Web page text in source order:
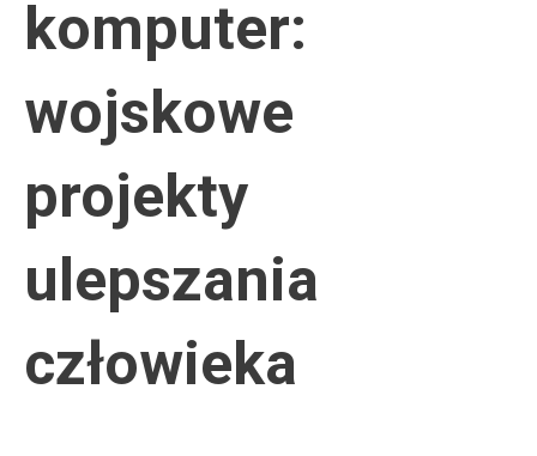
komputer:
wojskowe
projekty
ulepszania
człowieka